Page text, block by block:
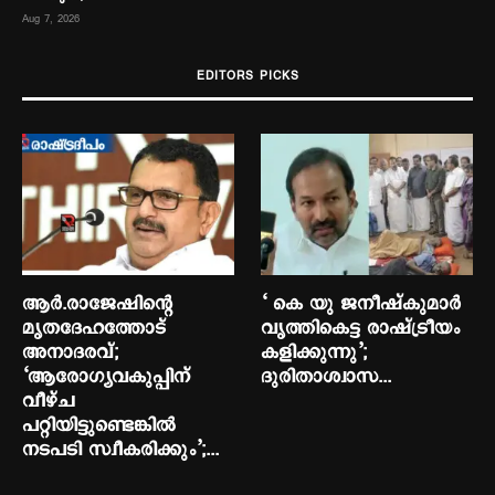
Aug 7, 2026
EDITORS PICKS
ആര്‍.രാജേഷിന്റെ
മൃതദേഹത്തോട്
അനാദരവ്;
‘ആരോഗ്യവകുപ്പിന്
വീഴ്ച
പറ്റിയിട്ടുണ്ടെങ്കില്‍
നടപടി സ്വീകരിക്കും’;...
‘ കെ യു ജനീഷ്‌കുമാര്‍
വൃത്തികെട്ട രാഷ്ട്രീയം
കളിക്കുന്നു’;
ദുരിതാശ്വാസ...